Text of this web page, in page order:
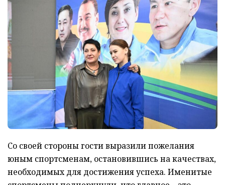
Со своей стороны гости выразили пожелания
юным спортсменам, остановившись на качествах,
необходимых для достижения успеха. Именитые